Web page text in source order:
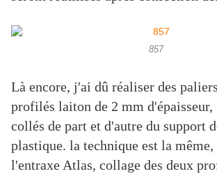
857
Là encore, j'ai dû réaliser des
profilés laiton de 2 mm d'épaisseur,
collés de part et d'autre du support
plastique. la technique est la même,
l'entraxe Atlas, collage des deux